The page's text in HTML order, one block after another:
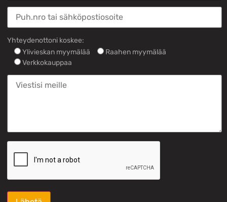
Yhteydenottoni koskee:
Ylivieskan myymälää
Raahen myymälää
Verkkokauppaa